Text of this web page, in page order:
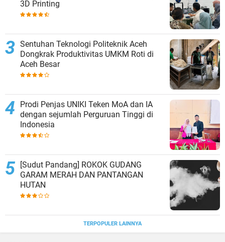
3D Printing
Sentuhan Teknologi Politeknik Aceh
Dongkrak Produktivitas UMKM Roti di
Aceh Besar
Prodi Penjas UNIKI Teken MoA dan IA
dengan sejumlah Perguruan Tinggi di
Indonesia
[Sudut Pandang] ROKOK GUDANG
GARAM MERAH DAN PANTANGAN
HUTAN
TERPOPULER LAINNYA